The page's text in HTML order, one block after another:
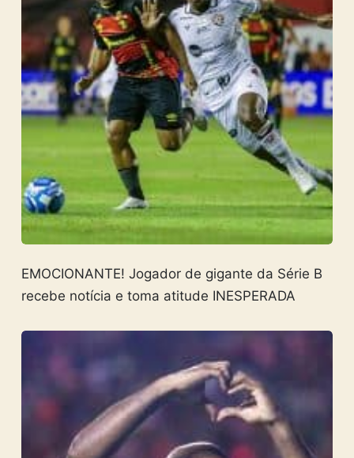
EMOCIONANTE! Jogador de gigante da Série B
recebe notícia e toma atitude INESPERADA